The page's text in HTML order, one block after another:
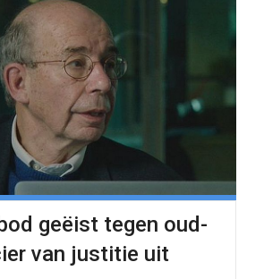
geëist tegen oud-
van justitie uit